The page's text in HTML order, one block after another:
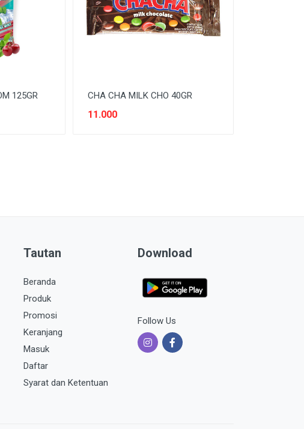
125GR CHA CHA MILK CHO 40GR
11.000
Tautan
Beranda
Produk
Promosi
Keranjang
Masuk
Daftar
Syarat dan Ketentuan
Download
Follow Us